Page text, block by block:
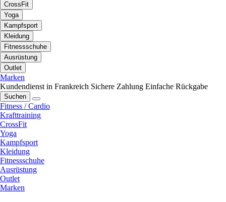
CrossFit
Yoga
Kampfsport
Kleidung
Fitnessschuhe
Ausrüstung
Outlet
Marken
Kundendienst in Frankreich Sichere Zahlung Einfache Rückgabe
Suchen
Fitness / Cardio
Krafttraining
CrossFit
Yoga
Kampfsport
Kleidung
Fitnessschuhe
Ausrüstung
Outlet
Marken